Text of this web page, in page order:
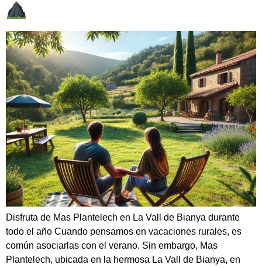
Disfruta de Mas Plantelech en La Vall de Bianya durante
todo el año Cuando pensamos en vacaciones rurales, es
común asociarlas con el verano. Sin embargo, Mas
Plantelech, ubicada en la hermosa La Vall de Bianya, en